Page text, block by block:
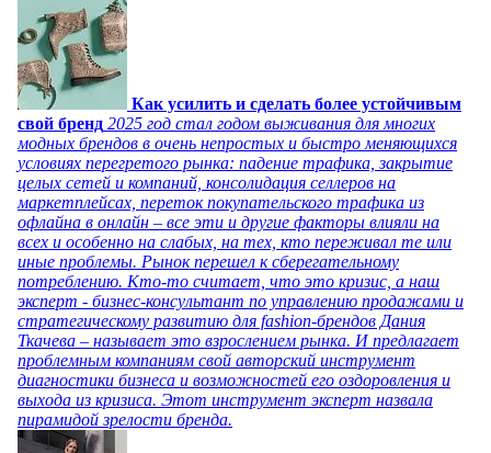
Как усилить и сделать более устойчивым
свой бренд 2025 год стал годом выживания для многих
модных брендов в очень непростых и быстро меняющихся
условиях перегретого рынка: падение трафика, закрытие
целых сетей и компаний, консолидация селлеров на
маркетплейсах, переток покупательского трафика из
офлайна в онлайн – все эти и другие факторы влияли на
всех и особенно на слабых, на тех, кто переживал те или
иные проблемы. Рынок перешел к сберегательному
потреблению. Кто-то считает, что это кризис, а наш
эксперт - бизнес-консультант по управлению продажами и
стратегическому развитию для fashion-брендов Дания
Ткачева – называет это взрослением рынка. И предлагает
проблемным компаниям свой авторский инструмент
диагностики бизнеса и возможностей его оздоровления и
выхода из кризиса. Этот инструмент эксперт назвала
пирамидой зрелости бренда.